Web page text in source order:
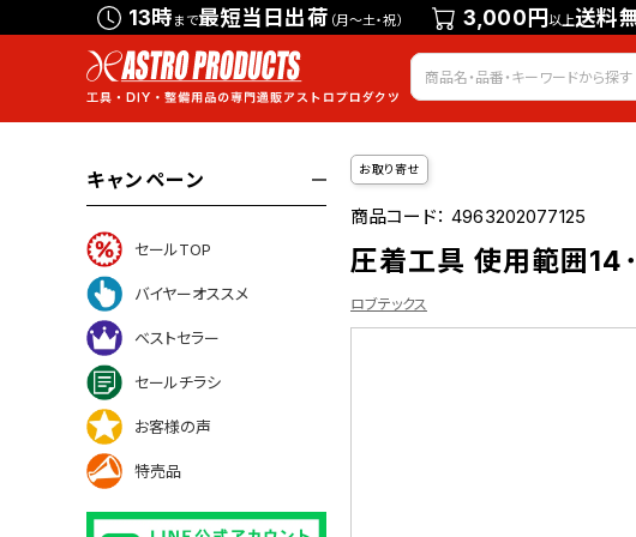
13時まで最短当日出荷 （月～土・祝） 3,000円以上送料
会員登録
キャンペーン
セールTOP
バイヤーオススメ
ベストセラー
セールチラシ
お客様の声
特売品
お取り寄せ
商品コード：4963202077125
圧着工具 使用範囲
ロブテックス